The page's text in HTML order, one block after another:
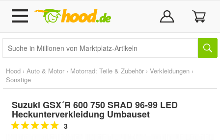
Hood › Auto & Motor › Motorrad: Teile & Zubehör › Verkleidungen ›
Sonstige
Suzuki GSX´R 600 750 SRAD 96-99 LED
Heckunterverkleidung Umbauset
3